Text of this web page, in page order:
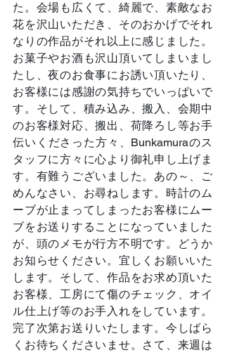
た。会場も広くて、綺麗で、素敵なお
花を沢山いただき、そのおかげでそれ
なりの作品がそれ以上に感じました。
お菓子やお酒も沢山頂いてしまいまし
たし、夜のお食事にお誘い頂いたり、
お客様には感謝の気持ちでいっぱいで
す。そして、積み込み、搬入、会期中
のお客様対応、搬出、荷降ろし等お手
伝いくださった方々、Bunkamuraのス
タッフに方々に心より御礼申し上げま
す。有難うございました。あの～、ご
めんなさい、お尋ねします。時計のム
ーブが止まってしまったお客様にムー
ブをお送りすることになっていました
が、頭のメモが行方不明です。どうか
お知らせください。宜しくお願いいた
します。そして、作品をお求め頂いた
お客様、工房にて傷のチェック、オイ
ル仕上げ等のお手入れをしています。
完了次第お送りいたします。今しばら
くお待ちくださいませ。さて、来週は